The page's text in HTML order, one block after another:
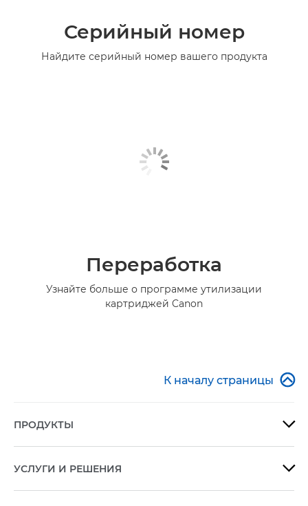
Серийный номер
Найдите серийный номер вашего продукта
Переработка
Узнайте больше о программе утилизации
картриджей Canon
К началу страницы 
ПРОДУКТЫ 
УСЛУГИ И РЕШЕНИЯ 